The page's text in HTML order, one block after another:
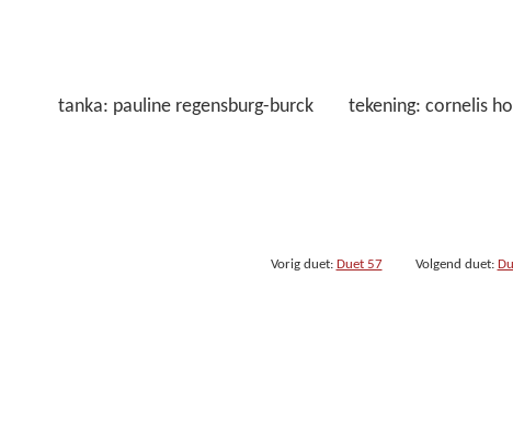
tanka: pauline regensburg-burck tekening: cornelis
Vorig duet: Duet 57Volgend duet: